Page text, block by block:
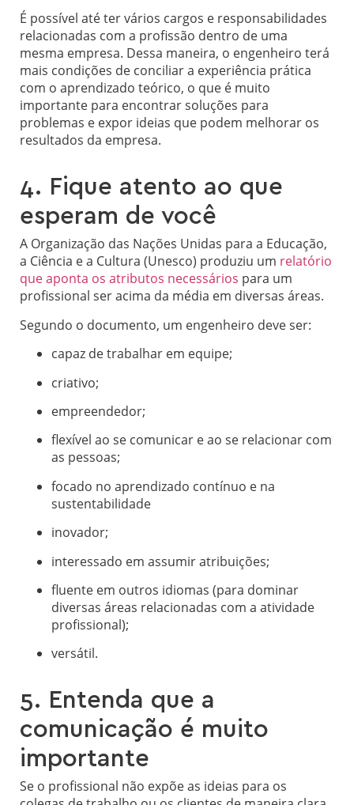
É possível até ter vários cargos e responsabilidades
relacionadas com a profissão dentro de uma
mesma empresa. Dessa maneira, o engenheiro terá
mais condições de conciliar a experiência prática
com o aprendizado teórico, o que é muito
importante para encontrar soluções para
problemas e expor ideias que podem melhorar os
resultados da empresa.
4. Fique atento ao que
esperam de você
A Organização das Nações Unidas para a Educação,
a Ciência e a Cultura (Unesco) produziu um relatório
que aponta os atributos necessários para um
profissional ser acima da média em diversas áreas.
Segundo o documento, um engenheiro deve ser:
capaz de trabalhar em equipe;
criativo;
empreendedor;
flexível ao se comunicar e ao se relacionar com
as pessoas;
focado no aprendizado contínuo e na
sustentabilidade
inovador;
interessado em assumir atribuições;
fluente em outros idiomas (para dominar
diversas áreas relacionadas com a atividade
profissional);
versátil.
5. Entenda que a
comunicação é muito
importante
Se o profissional não expõe as ideias para os